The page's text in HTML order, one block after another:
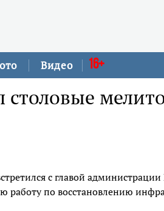
Видео 16+
столовые
с главой
работу по восстановлению